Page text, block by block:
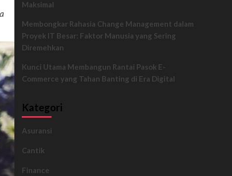
Maksimal
Membongkar Rahasia Change Management dalam
Proyek IT Besar: Faktor Manusia yang Sering
Diremehkan
Kunci Utama Membangun Rantai Pasok E-
Commerce yang Tahan Banting di Era Digital
Kategori
Asuransi
Cantik
Finance